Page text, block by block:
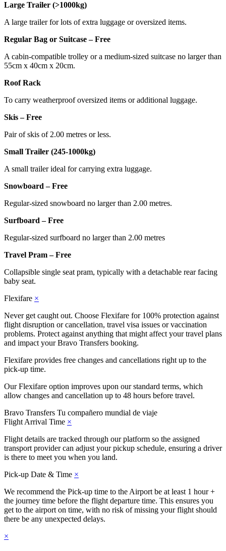
Large Trailer (>1000kg)
A large trailer for lots of extra luggage or oversized items.
Regular Bag or Suitcase – Free
A cabin-compatible trolley or a medium-sized suitcase no larger than
55cm x 40cm x 20cm.
Roof Rack
To carry weatherproof oversized items or additional luggage.
Skis – Free
Pair of skis of 2.00 metres or less.
Small Trailer (245-1000kg)
A small trailer ideal for carrying extra luggage.
Snowboard – Free
Regular-sized snowboard no larger than 2.00 metres.
Surfboard – Free
Regular-sized surfboard no larger than 2.00 metres
Travel Pram – Free
Collapsible single seat pram, typically with a detachable rear facing
baby seat.
Flexifare ×
Never get caught out. Choose Flexifare for 100% protection against
flight disruption or cancellation, travel visa issues or vaccination
problems. Protect against anything that might affect your travel plans
and impact your Bravo Transfers booking.
Flexifare provides free changes and cancellations right up to the
pick-up time.
Our Flexifare option improves upon our standard terms, which
allow changes and cancellation up to 48 hours before travel.
Bravo Transfers Tu compañero mundial de viaje
Flight Arrival Time ×
Flight details are tracked through our platform so the assigned
transport provider can adjust your pickup schedule, ensuring a driver
is there to meet you when you land.
Pick-up Date & Time ×
We recommend the Pick-up time to the Airport be at least 1 hour +
the journey time before the flight departure time. This ensures you
get to the airport on time, with no risk of missing your flight should
there be any unexpected delays.
×